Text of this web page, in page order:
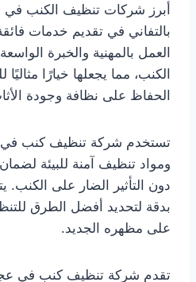
أبرز شركات تنظيف الكنب في
بالتفاني في تقديم خدمات
العمل بالمهنية والخبرة
الكنب، مما يجعلها خيارًا
الحفاظ على نظافة وجودة
تستخدم شركة تنظيف كنب في
ومواد تنظيف آمنة للبيئة
دون التأثير الضار على
بدقة لتحديد أفضل الطرق
على مظهره الجديد.
تقدم شركة تنظيف كنب في